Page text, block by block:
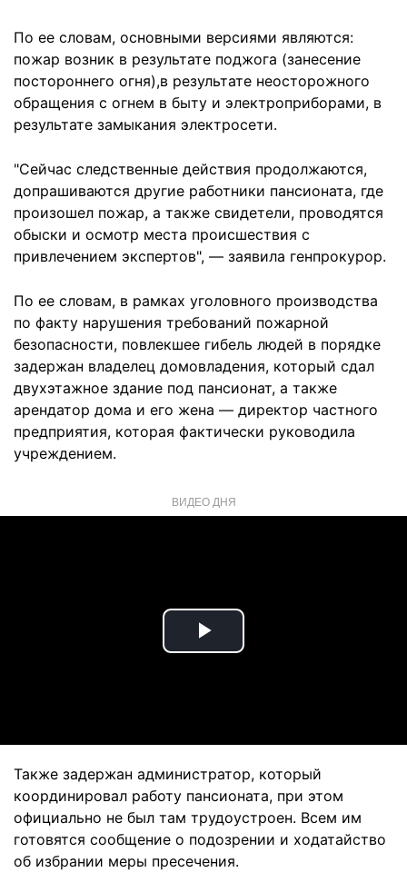
По ее словам, основными версиями являются:
пожар возник в результате поджога (занесение
постороннего огня),в результате неосторожного
обращения с огнем в быту и электроприборами, в
результате замыкания электросети.
"Сейчас следственные действия продолжаются,
допрашиваются другие работники пансионата, где
произошел пожар, а также свидетели, проводятся
обыски и осмотр места происшествия с
привлечением экспертов", — заявила генпрокурор.
По ее словам, в рамках уголовного производства
по факту нарушения требований пожарной
безопасности, повлекшее гибель людей в порядке
задержан владелец домовладения, который сдал
двухэтажное здание под пансионат, а также
арендатор дома и его жена — директор частного
предприятия, которая фактически руководила
учреждением.
ВИДЕО ДНЯ
Play
Также задержан администратор, который
координировал работу пансионата, при этом
официально не был там трудоустроен. Всем им
готовятся сообщение о подозрении и ходатайство
об избрании меры пресечения.